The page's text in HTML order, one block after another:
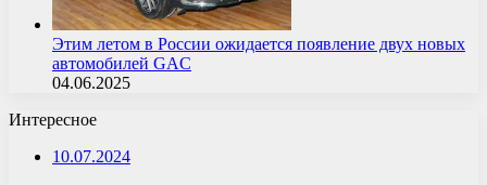
Этим летом в России ожидается появление двух новых
автомобилей GAC
04.06.2025
Интересное
10.07.2024